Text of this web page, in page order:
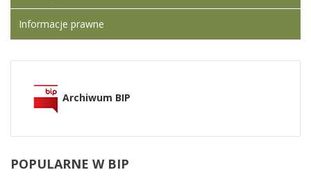
Informacje prawne
Archiwum BIP
POPULARNE W BIP